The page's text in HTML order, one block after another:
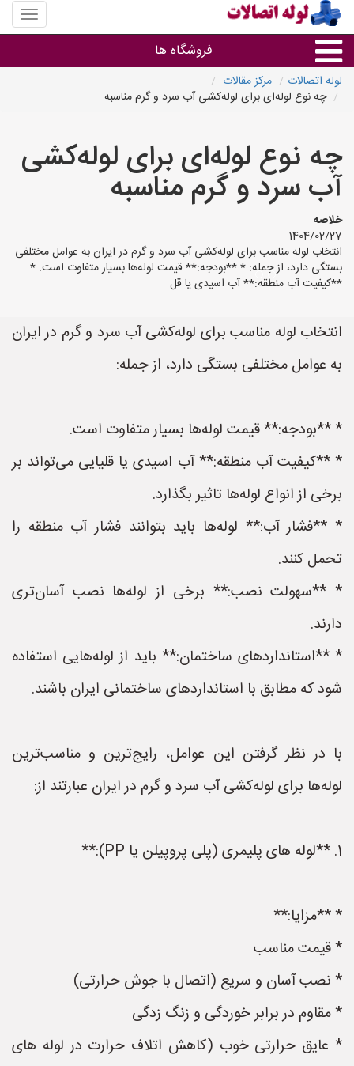
منوی
سایت
فروشگاه ها
لوله و اتصالات
سایر گروه ها
فروشگاه های لوله و اتصالات
لوله اتصالات
مرکز مقالات
چه نوع لوله‌ای برای لوله‌کشی آب سرد و گرم مناسبه
چه نوع لوله‌ای برای لوله‌کشی
آب سرد و گرم مناسبه
خلاصه
1404/02/27
انتخاب لوله مناسب برای لوله‌کشی آب سرد و گرم در ایران به عوامل مختلفی
بستگی دارد، از جمله: * **بودجه:** قیمت لوله‌ها بسیار متفاوت است. *
**کیفیت آب منطقه:** آب اسیدی یا قل
انتخاب لوله مناسب برای لوله‌کشی آب سرد و گرم در ایران
به عوامل مختلفی بستگی دارد، از جمله:
* **بودجه:** قیمت لوله‌ها بسیار متفاوت است.
* **کیفیت آب منطقه:** آب اسیدی یا قلیایی می‌تواند بر
برخی از انواع لوله‌ها تاثیر بگذارد.
* **فشار آب:** لوله‌ها باید بتوانند فشار آب منطقه را
تحمل کنند.
* **سهولت نصب:** برخی از لوله‌ها نصب آسان‌تری
دارند.
* **استانداردهای ساختمان:** باید از لوله‌هایی استفاده
شود که مطابق با استانداردهای ساختمانی ایران باشند.
با در نظر گرفتن این عوامل، رایج‌ترین و مناسب‌ترین
لوله‌ها برای لوله‌کشی آب سرد و گرم در ایران عبارتند از:
1. **لوله های پلیمری (پلی پروپیلن یا PP):**
* **مزایا:**
* قیمت مناسب
* نصب آسان و سریع (اتصال با جوش حرارتی)
* مقاوم در برابر خوردگی و زنگ زدگی
* عایق حرارتی خوب (کاهش اتلاف حرارت در لوله های